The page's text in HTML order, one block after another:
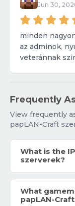
Jun 30,
minden
az adminok,
veteránnak
Frequently
View frequently
papLAN-Craft
What is the
szerverek?
What
papLAN-